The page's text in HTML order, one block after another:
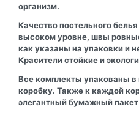
организм.
Качество постельного
высоком уровне, швы
как указаны на упаковки и
Красители стойкие и
Все комплекты упакованы
коробку. Также к каждой
элегантный бумажный